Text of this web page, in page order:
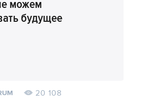
ушел из бокса в шоу-
творчества
можем
будущее
20 108